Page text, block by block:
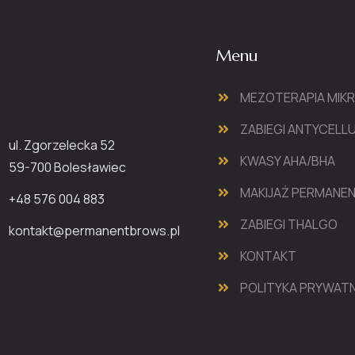
ul. Zgorzelecka 52
59-700 Bolesławiec
+48 576 004 883
kontakt@permanentbrows.pl
Menu
MEZOTERAPIA
ZABIEGI
KWASY AHA/BHA
MAKIJAŻ
ZABIEGI THALGO
KONTAKT
POLITYKA